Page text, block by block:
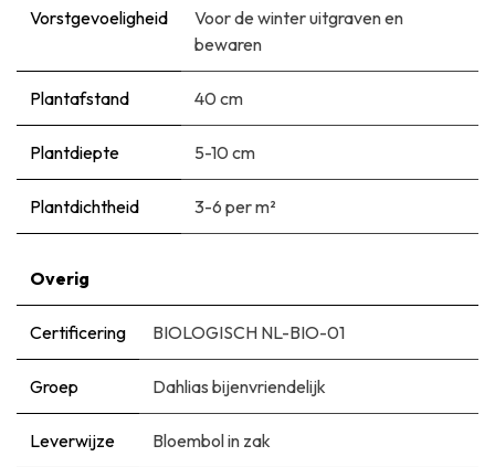
Vorstgevoeligheid
Voor de winter uitgraven en
bewaren
Plantafstand 40 cm
Plantdiepte 5-10 cm
Plantdichtheid 3-6 per m²
Overig
Certificering BIOLOGISCH NL-BIO-01
Groep Dahlias bijenvriendelijk
Leverwijze Bloembol in zak